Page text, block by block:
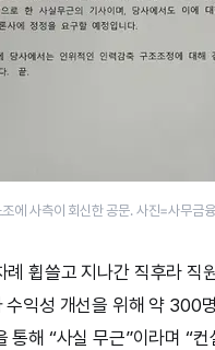
에 사측이 회신한 공문. 사진=사무금
례 휩쓸고 지나간 직후라 직
익성 개선을 위해 약 300
통해 “사실 무근”이라며 “